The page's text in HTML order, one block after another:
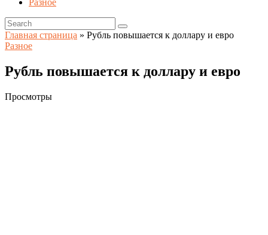
Разное
Главная страница » Рубль повышается к доллару и евро
Разное
Рубль повышается к доллару и евро
Просмотры